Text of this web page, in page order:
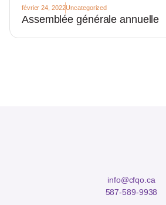
février 24, 2022Uncategorized
Assemblée générale annuelle
info@cfqo.ca
587-589-9938